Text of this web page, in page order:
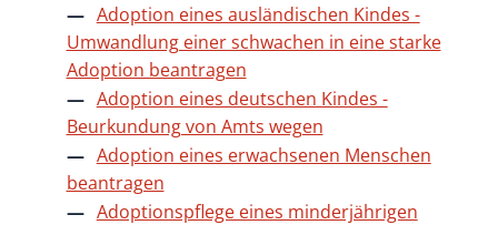
Adoption eines ausländischen Kindes -
Umwandlung einer schwachen in eine starke
Adoption beantragen
Adoption eines deutschen Kindes -
Beurkundung von Amts wegen
Adoption eines erwachsenen Menschen
beantragen
Adoptionspflege eines minderjährigen